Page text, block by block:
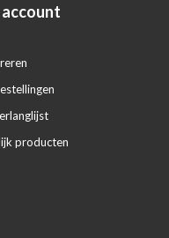
producten